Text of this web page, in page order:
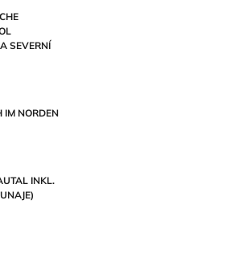
SEVERNÍ
IM NORDEN
INKL.